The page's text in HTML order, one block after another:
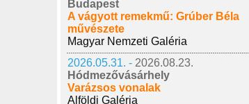
Budapest
A vágyott remekmű: Grúber Béla
művészete
Magyar Nemzeti Galéria
2026.05.31. - 2026.08.23.
Hódmezővásárhely
Varázsos vonalak
Alföldi Galéria